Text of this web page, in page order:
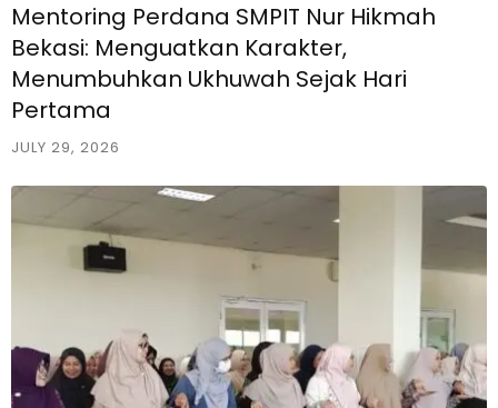
Mentoring Perdana SMPIT Nur Hikmah
Bekasi: Menguatkan Karakter,
Menumbuhkan Ukhuwah Sejak Hari
Pertama
JULY 29, 2026